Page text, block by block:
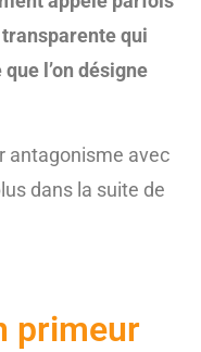
qui
l’on désigne
antagonisme avec
dans la suite de
primeur